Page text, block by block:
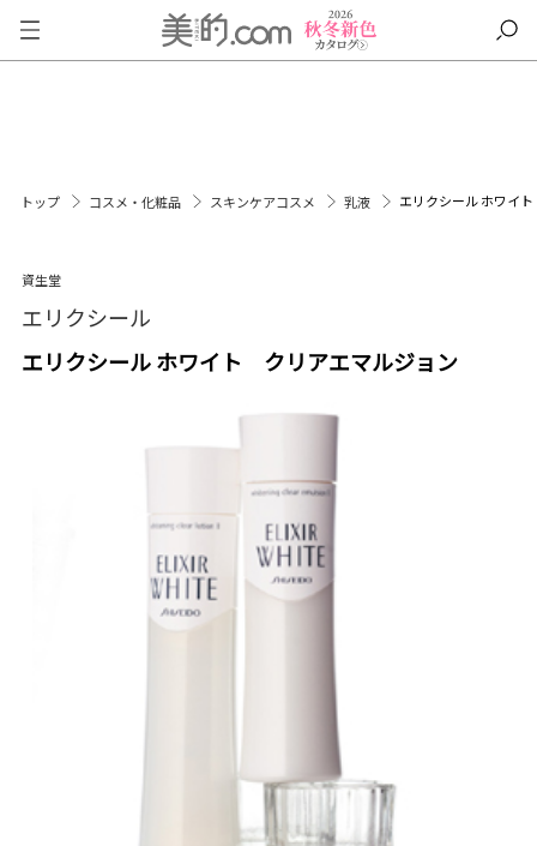
トップ コスメ・化粧品 スキンケアコスメ 乳液 エリクシール ホワイ
資生堂
エリクシール
エリクシール ホワイト クリアエマルジョン